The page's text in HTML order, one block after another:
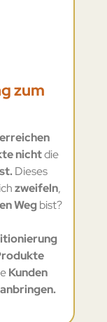
zum
erreichen
nichtdie
Dieses
zweifeln,
Wegbist?
Kunden